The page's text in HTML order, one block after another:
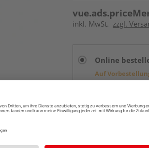
inkl. MwSt. zzgl.
Online
Auf
Beim Händler